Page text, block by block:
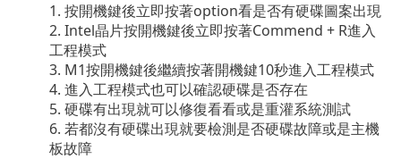
按開機鍵後立即按著option看是否有硬碟圖案出現
Intel晶片按開機鍵後立即按著Commend + R進入
工程模式
M1按開機鍵後繼續按著開機鍵10秒進入工程模式
進入工程模式也可以確認硬碟是否存在
硬碟有出現就可以修復看看或是重灌系統測試
若都沒有硬碟出現就要檢測是否硬碟故障或是主機
板故障